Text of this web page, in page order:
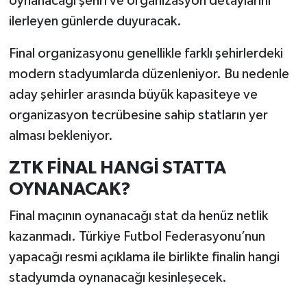
ilerleyen günlerde duyuracak.
Final organizasyonu genellikle farklı şehirlerdeki
modern stadyumlarda düzenleniyor. Bu nedenle
aday şehirler arasında büyük kapasiteye ve
organizasyon tecrübesine sahip statların yer
alması bekleniyor.
ZTK FİNAL HANGİ STATTA
OYNANACAK?
Final maçının oynanacağı stat da henüz netlik
kazanmadı. Türkiye Futbol Federasyonu’nun
yapacağı resmi açıklama ile birlikte finalin hangi
stadyumda oynanacağı kesinleşecek.